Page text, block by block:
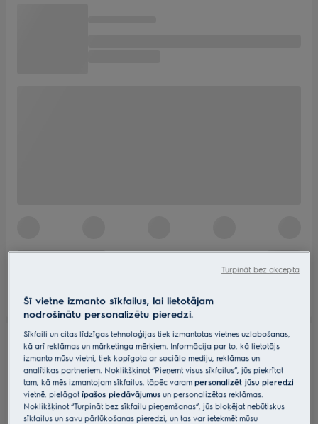
Šī vietne izmanto sīkfailus, lai lietotājam
nodrošinātu personalizētu pieredzi.
Sīkfaili un citas līdzīgas tehnoloģijas tiek izmantotas vietnes uzlabošanas,
kā arī reklāmas un mārketinga mērķiem. Informācija par to, kā lietotājs
izmanto mūsu vietni, tiek kopīgota ar sociālo mediju, reklāmas un
analītikas partneriem. Noklikšķinot “Pieņemt visus sīkfailus”, jūs piekrītat
tam, kā mēs izmantojam sīkfailus, tāpēc varampersonalizēt jūsu pieredzi
vietnē, pielāgotīpašos piedāvājumus un personalizētas reklāmas.
Noklikšķinot “Turpināt bez sīkfailu pieņemšanas”, jūs bloķējat nebūtiskus
sīkfailus un savu pārlūkošanas pieredzi, un tas var ietekmēt mūsu
Turpināt bez akcepta